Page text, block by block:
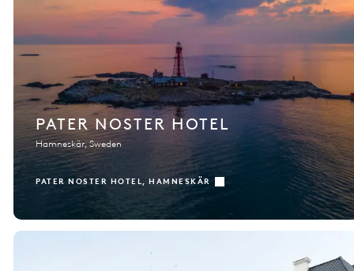
PATER NOSTER HOTEL
Hamneskär, Sweden
PATER NOSTER HOTEL, HAMNESKÄR